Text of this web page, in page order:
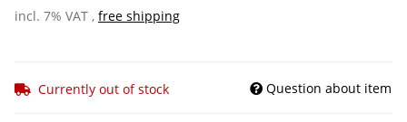
incl. 7% VAT , free shipping
Currently out of stock Question about item